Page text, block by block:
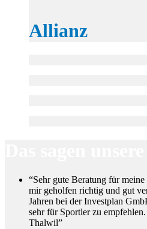
Allianz
“Sehr gute Beratung für
mir geholfen richtig und gut
Jahren bei der Investplan
sehr für Sportler zu
Thalwil”